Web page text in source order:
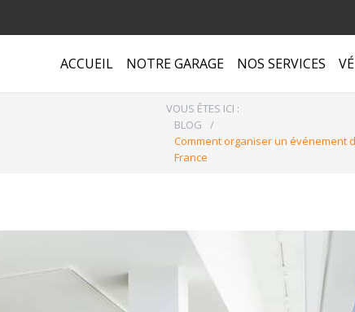
ACCUEIL NOTRE GARAGE NOS SERVICES
VOUS ÊTES ICI :
BLOG
/
Comment organiser un événement
France